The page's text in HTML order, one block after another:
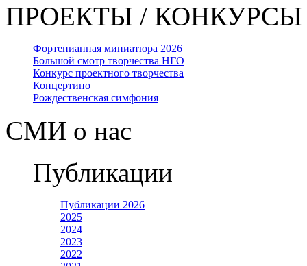
ПРОЕКТЫ / КОНКУРСЫ
Фортепианная миниатюра 2026
Большой смотр творчества НГО
Конкурс проектного творчества
Концертино
Рождественская симфония
СМИ о нас
Публикации
Публикации 2026
2025
2024
2023
2022